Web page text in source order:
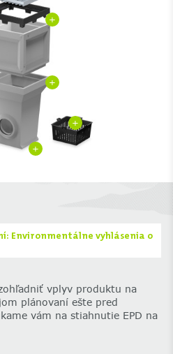
+
+
+
+
Environmentálne vyhlásenia o
vplyv produktu na
plánovaní ešte pred
vám na stiahnutie EPD na